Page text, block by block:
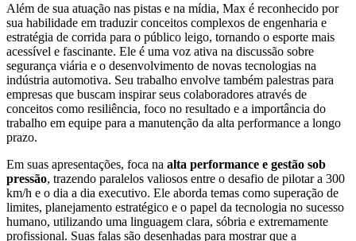
Além de sua atuação nas pistas e na mídia, Max é reconhecido por
sua habilidade em traduzir conceitos complexos de engenharia e
estratégia de corrida para o público leigo, tornando o esporte mais
acessível e fascinante. Ele é uma voz ativa na discussão sobre
segurança viária e o desenvolvimento de novas tecnologias na
indústria automotiva. Seu trabalho envolve também palestras para
empresas que buscam inspirar seus colaboradores através de
conceitos como resiliência, foco no resultado e a importância do
trabalho em equipe para a manutenção da alta performance a longo
prazo.
Em suas apresentações, foca na alta performance e gestão sob
pressão, trazendo paralelos valiosos entre o desafio de pilotar a 300
km/h e o dia a dia executivo. Ele aborda temas como superação de
limites, planejamento estratégico e o papel da tecnologia no sucesso
humano, utilizando uma linguagem clara, sóbria e extremamente
profissional. Suas falas são desenhadas para mostrar que a